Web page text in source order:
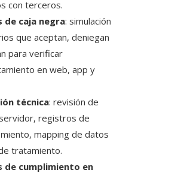
con terceros.
de caja negra: simulación
que aceptan, deniegan
para verificar
en web, app y
técnica: revisión de
registros de
mapping de datos
tratamiento.
de cumplimiento en